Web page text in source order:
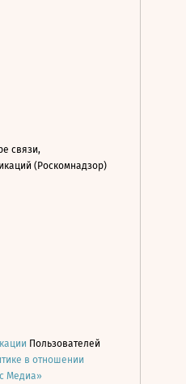
связи,
(Роскомнадзор)
Пользователей
в отношении
Медиа»